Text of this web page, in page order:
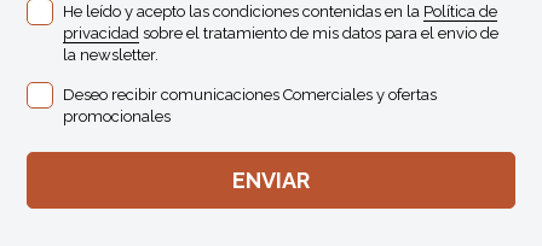
He leído y acepto las condiciones contenidas en la Política de
privacidad sobre el tratamiento de mis datos para el envio de
la newsletter.
Deseo recibir comunicaciones Comerciales y ofertas
promocionales